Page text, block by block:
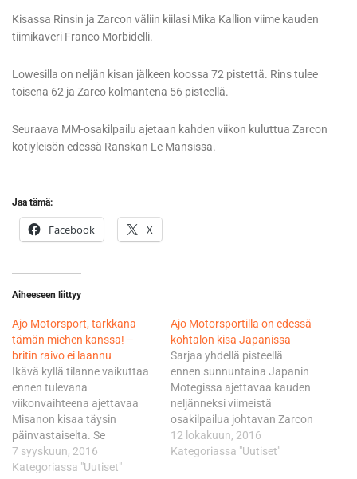
Kisassa Rinsin ja Zarcon väliin kiilasi Mika Kallion viime kauden
tiimikaveri Franco Morbidelli.
Lowesilla on neljän kisan jälkeen koossa 72 pistettä. Rins tulee
toisena 62 ja Zarco kolmantena 56 pisteellä.
Seuraava MM-osakilpailu ajetaan kahden viikon kuluttua Zarcon
kotiyleisön edessä Ranskan Le Mansissa.
Jaa tämä:
Facebook X
Aiheeseen liittyy
Ajo Motorsport, tarkkana
tämän miehen kanssa! –
britin raivo ei laannu
Ikävä kyllä tilanne vaikuttaa
ennen tulevana
viikonvaihteena ajettavaa
Misanon kisaa täysin
päinvastaiselta. Se
merkitsee pahimmassa
tapauksessa sitä, että Ajo
7 syyskuun, 2016
Kategoriassa "Uutiset"
Ajo Motorsportilla on edessä
kohtalon kisa Japanissa
Sarjaa yhdellä pisteellä
ennen sunnuntaina Japanin
Motegissa ajettavaa kauden
neljänneksi viimeistä
osakilpailua johtavan Zarcon
taidot ja nopeus eivät ole
kadonneet minnekään.
12 lokakuun, 2016
Kategoriassa "Uutiset"